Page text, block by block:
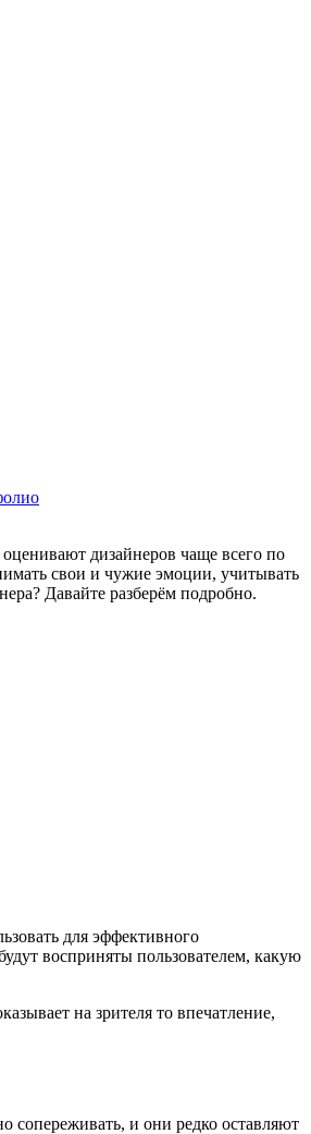
дизайнеров чаще всего по
свои и чужие эмоции, учитывать
Давайте разберём подробно.
для эффективного
восприняты пользователем, какую
на зрителя то впечатление,
и они редко оставляют